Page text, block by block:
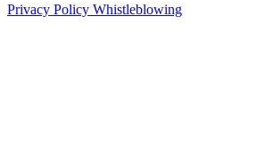
Privacy Policy Whistleblowing